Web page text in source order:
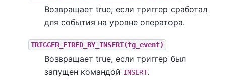
Возвращает true, если триггер сработал
для события на уровне оператора.
TRIGGER_FIRED_BY_INSERT(tg_event)
Возвращает true, если триггер был
запущен командой INSERT.